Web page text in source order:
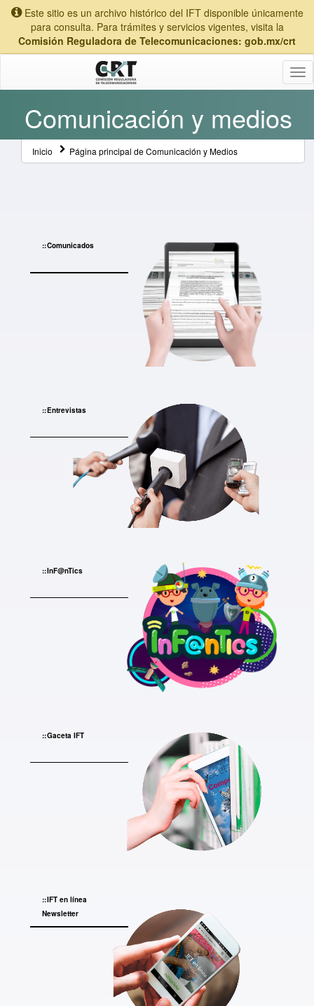
Este sitio es un archivo histórico del IFT disponible únicamente
para consulta. Para trámites y servicios vigentes, visita la
Comisión Reguladora de Telecomunicaciones: gob.mx/crt
Comunicación y medios
Inicio Página principal de Comunicación y Medios
Comunicados
Entrevistas
InF@nTics
Gaceta IFT
IFT en línea
Newsletter